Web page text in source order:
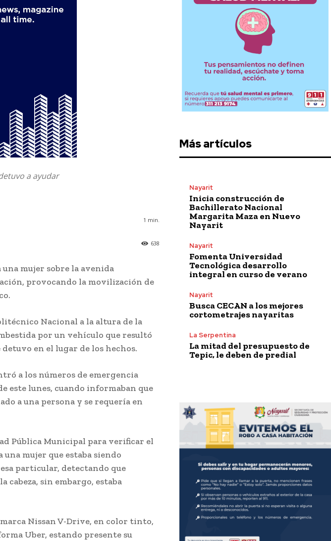
a ayudar
1 min.
638
mujer sobre la avenida
provocando la movilización de
Nacional a la altura de la
por un vehículo que resultó
en el lugar de los hechos.
a los números de emergencia
este lunes, cuando informaban que
a una persona y se requería en
Pública Municipal para verificar el
mujer que estaba siendo
particular, detectando que
cabeza, sin embargo, estaba
Nissan V-Drive, en color tinto,
Uber, estando presente su
Más artículos
Nayarit
Inicia construcción de
Bachillerato Nacional
Margarita Maza en Nuevo
Nayarit
Nayarit
Fomenta Universidad
Tecnológica desarrollo
integral en curso de verano
Nayarit
Busca CECAN a los mejores
cortometrajes nayaritas
La Serpentina
La mitad del presupuesto de
Tepic, le deben de predial